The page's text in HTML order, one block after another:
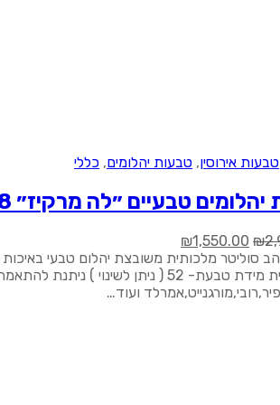
טבעות אירוסין, טבעות יהלומים, כללי
טבעיים ״לה מרקיז״ 18
₪ המחיר
המקורי
היה:
₪2,900.00.
₪1,550.00
הנוכחי
הוא:
₪1,550.00.
ועוד…